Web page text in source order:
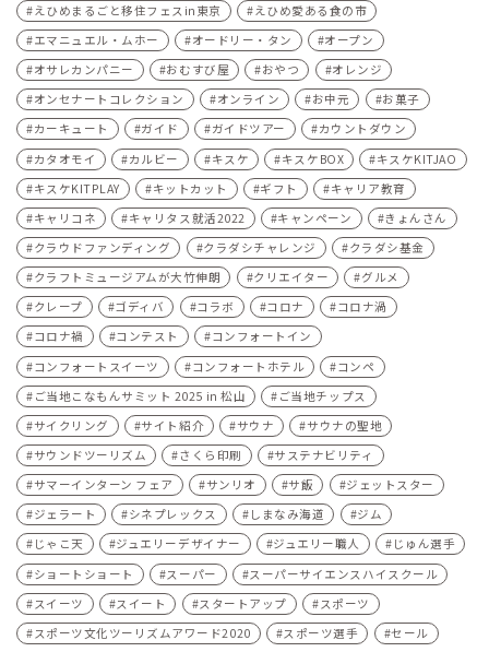
えひめまるごと移住フェスin東京
えひめ愛ある食の市
エマニュエル・ムホー
オードリー・タン
オープン
オサレカンパニー
おむすび屋 おやつ
オレンジ
オンセナートコレクション
オンライン お中元
お菓子
カーキュート
ガイド ガイドツアー
カウントダウン
カタオモイ
カルビー キスケ キスケBOX
キスケKITJAO
キスケKITPLAY
キットカット ギフト
キャリア教育
キャリコネ
キャリタス就活2022 キャンペーン
きょんさん
クラウドファンディング
クラダシチャレンジ
クラダシ基金
クラフトミュージアムが大竹伸朗
クリエイター
グルメ
クレープ
ゴディバ コラボ コロナ
コロナ渦
コロナ禍
コンテスト
コンフォートイン
コンフォートスイーツ
コンフォートホテル
コンペ
ご当地こなもんサミット 2025 in 松山
ご当地チップス
サイクリング
サイト紹介 サウナ
サウナの聖地
サウンドツーリズム
さくら印刷
サステナビリティ
サマーインターン フェア
サンリオ サ飯
ジェットスター
ジェラート
シネプレックス しまなみ海道
ジム
じゃこ天
ジュエリーデザイナー ジュエリー職人
じゅん選手
ショートショート
スーパー
スーパーサイエンスハイスクール
スイーツ
スイート スタートアップ
スポーツ
スポーツ文化ツーリズムアワード2020
スポーツ選手 セール